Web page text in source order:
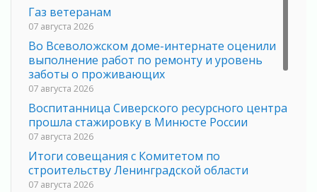
Газ ветеранам
07 августа 2026
Во Всеволожском доме-интернате оценили
выполнение работ по ремонту и уровень
заботы о проживающих
07 августа 2026
Воспитанница Сиверского ресурсного центра
прошла стажировку в Минюсте России
07 августа 2026
Итоги совещания с Комитетом по
строительству Ленинградской области
07 августа 2026